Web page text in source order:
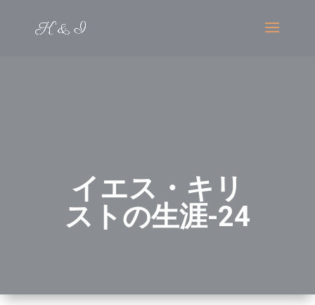
イエス・キリ
ストの生涯-24